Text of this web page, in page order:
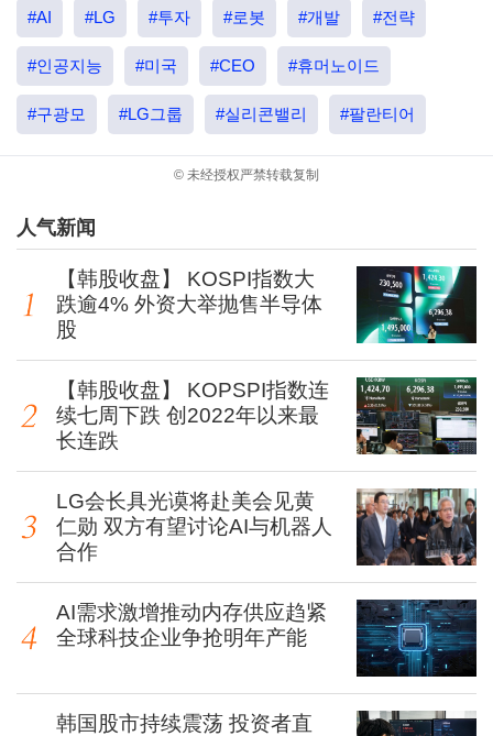
#AI #LG #투자 #로봇 #개발 #전략
#인공지능 #미국 #CEO #휴머노이드
#구광모 #LG그룹 #실리콘밸리 #팔란티어
© 未经授权严禁转载复制
人气新闻
【韩股收盘】 KOSPI指数大
跌逾4% 外资大举抛售半导体
股
【韩股收盘】 KOPSPI指数连
续七周下跌 创2022年以来最
长连跌
LG会长具光谟将赴美会见黄
仁勋 双方有望讨论AI与机器人
合作
AI需求激增推动内存供应趋紧
全球科技企业争抢明年产能
韩国股市持续震荡 投资者直